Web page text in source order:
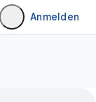
Anmelden